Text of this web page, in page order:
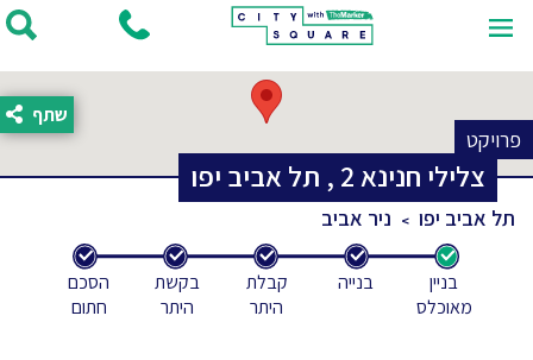
פרויקט
צלילי חנינא2
, תל אביב יפו
שתף
תל אביב יפו ניר אביב
בניין
מאוכלס
בנייה
קבלת
היתר
בקשת
היתר
הסכם
חתום